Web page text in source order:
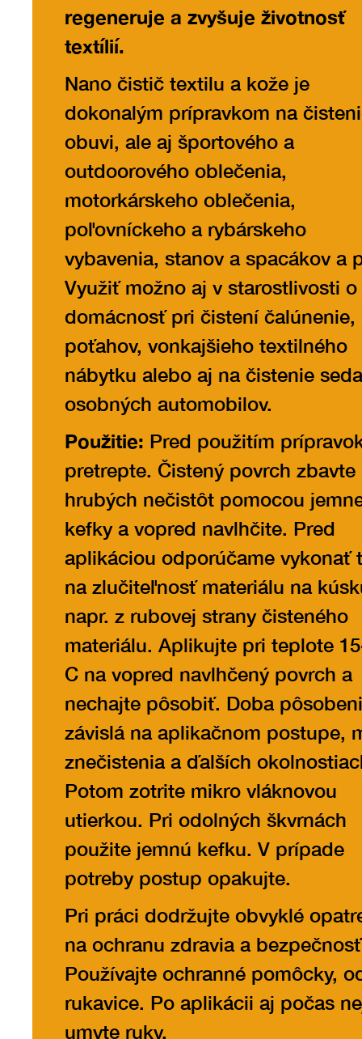
regeneruje a zvyšuje životnosť
textílií.
Nano čistič textilu a kože je
dokonalým prípravkom na
obuvi, ale aj športového a
outdoorového oblečenia,
motorkárskeho oblečenia,
poľovníckeho a rybárskeho
vybavenia, stanov a spacákov a
Využiť možno aj v starostlivosti o
domácnosť pri čistení čalúnenie,
poťahov, vonkajšieho textilného
nábytku alebo aj na čistenie
osobných automobilov.
Použitie: Pred použitím
pretrepte. Čistený povrch zbavte
hrubých nečistôt pomocou
kefky a vopred navlhčite. Pred
aplikáciou odporúčame vykonať
na zlučiteľnosť materiálu na
napr. z rubovej strany čisteného
materiálu. Aplikujte pri teplote
C na vopred navlhčený povrch a
nechajte pôsobiť. Doba
závislá na aplikačnom postupe,
znečistenia a ďalších
Potom zotrite mikro vláknovou
utierkou. Pri odolných škvrnách
použite jemnú kefku. V prípade
potreby postup opakujte.
Pri práci dodržujte obvyklé
na ochranu zdravia a
Používajte ochranné pomôcky,
rukavice. Po aplikácii aj počas
umyte ruky.